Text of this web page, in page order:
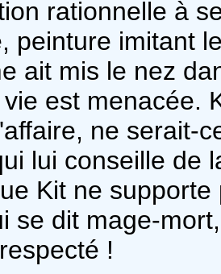
rationnelle à
peinture imitant
ait mis le nez
est menacée.
ne serait-
lui conseille de
Kit ne
se dit mage-
!